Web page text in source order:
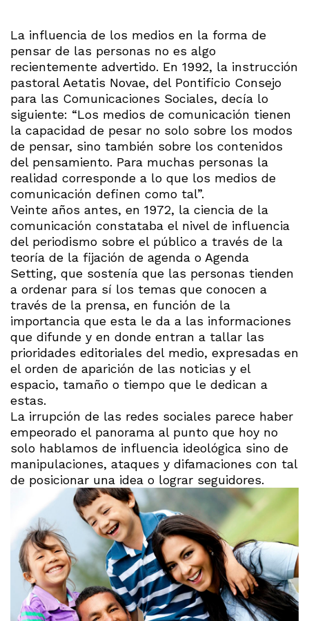
La influencia de los medios en la forma de
pensar de las personas no es algo
recientemente advertido. En 1992, la instrucción
pastoral Aetatis Novae, del Pontificio Consejo
para las Comunicaciones Sociales, decía lo
siguiente: “Los medios de comunicación tienen
la capacidad de pesar no solo sobre los modos
de pensar, sino también sobre los contenidos
del pensamiento. Para muchas personas la
realidad corresponde a lo que los medios de
comunicación definen como tal”.
Veinte años antes, en 1972, la ciencia de la
comunicación constataba el nivel de influencia
del periodismo sobre el público a través de la
teoría de la fijación de agenda o Agenda
Setting, que sostenía que las personas tienden
a ordenar para sí los temas que conocen a
través de la prensa, en función de la
importancia que esta le da a las informaciones
que difunde y en donde entran a tallar las
prioridades editoriales del medio, expresadas en
el orden de aparición de las noticias y el
espacio, tamaño o tiempo que le dedican a
estas.
La irrupción de las redes sociales parece haber
empeorado el panorama al punto que hoy no
solo hablamos de influencia ideológica sino de
manipulaciones, ataques y difamaciones con tal
de posicionar una idea o lograr seguidores.